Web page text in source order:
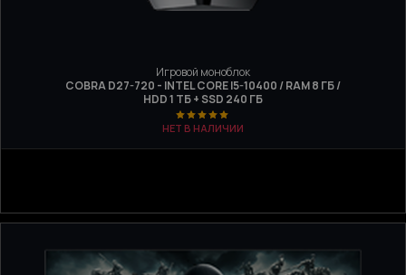
Игровой моноблок
COBRA D27-720 - INTEL CORE I5-10400 / RAM 8 ГБ /
HDD 1 ТБ + SSD 240 ГБ
НЕТ В НАЛИЧИИ